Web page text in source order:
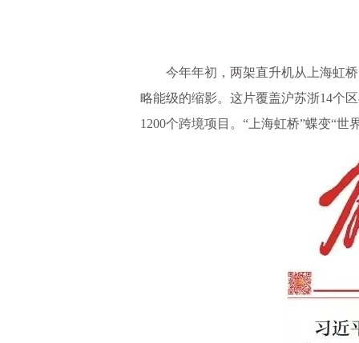
今年年初，两架直升机从上海虹
略能级的缩影。这片覆盖沪苏浙14个
1200个跨境项目。“上海虹桥”蝶变“世